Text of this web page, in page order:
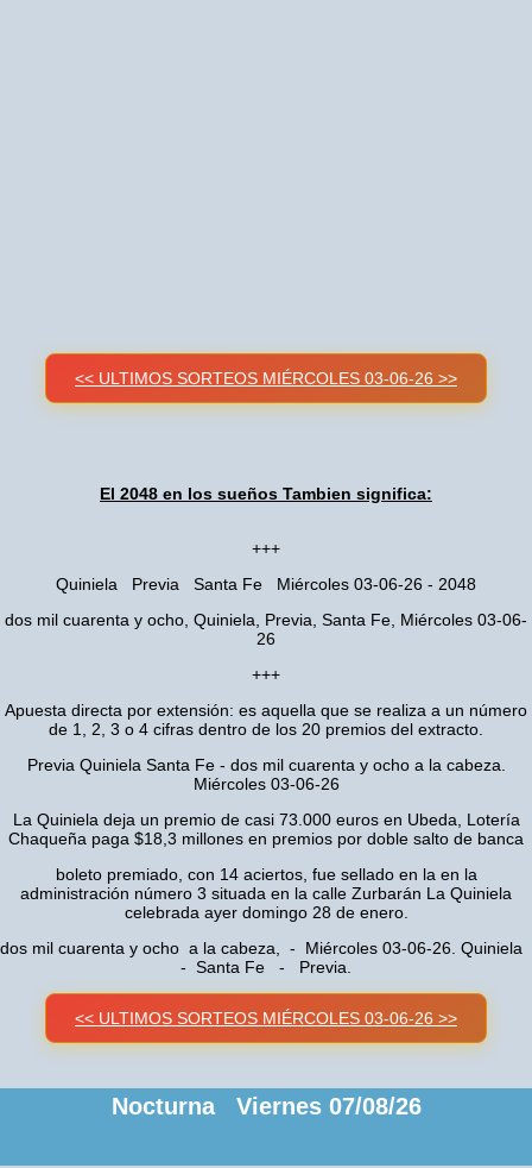
<< ULTIMOS SORTEOS MIÉRCOLES 03-06-26 >>
El 2048 en los sueños Tambien significa:
+++
Quiniela Previa Santa Fe Miércoles 03-06-26 - 2048
dos mil cuarenta y ocho, Quiniela, Previa, Santa Fe, Miércoles 03-06-
26
+++
Apuesta directa por extensión: es aquella que se realiza a un número
de 1, 2, 3 o 4 cifras dentro de los 20 premios del extracto.
Previa Quiniela Santa Fe - dos mil cuarenta y ocho a la cabeza.
Miércoles 03-06-26
La Quiniela deja un premio de casi 73.000 euros en Ubeda, Lotería
Chaqueña paga $18,3 millones en premios por doble salto de banca
boleto premiado, con 14 aciertos, fue sellado en la en la
administración número 3 situada en la calle Zurbarán La Quiniela
celebrada ayer domingo 28 de enero.
dos mil cuarenta y ocho a la cabeza, - Miércoles 03-06-26. Quiniela
- Santa Fe - Previa.
<< ULTIMOS SORTEOS MIÉRCOLES 03-06-26 >>
Nocturna Viernes 07/08/26